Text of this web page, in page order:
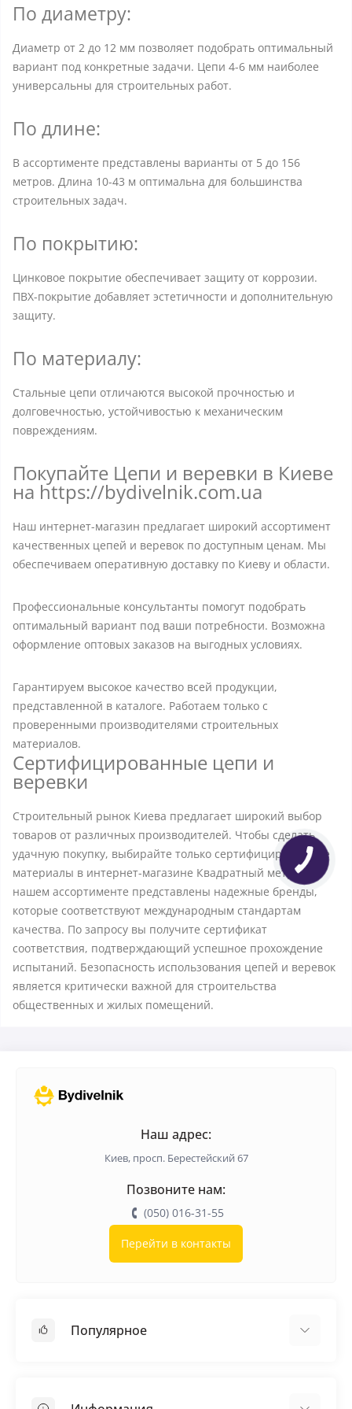
По диаметру:
Диаметр от 2 до 12 мм позволяет подобрать оптимальный
вариант под конкретные задачи. Цепи 4-6 мм наиболее
универсальны для строительных работ.
По длине:
В ассортименте представлены варианты от 5 до 156
метров. Длина 10-43 м оптимальна для большинства
строительных задач.
По покрытию:
Цинковое покрытие обеспечивает защиту от коррозии.
ПВХ-покрытие добавляет эстетичности и дополнительную
защиту.
По материалу:
Стальные цепи отличаются высокой прочностью и
долговечностью, устойчивостью к механическим
повреждениям.
Покупайте Цепи и веревки в Киеве
на https://bydivelnik.com.ua
Наш интернет-магазин предлагает широкий ассортимент
качественных цепей и веревок по доступным ценам. Мы
обеспечиваем оперативную доставку по Киеву и области.
Профессиональные консультанты помогут подобрать
оптимальный вариант под ваши потребности. Возможна
оформление оптовых заказов на выгодных условиях.
Гарантируем высокое качество всей продукции,
представленной в каталоге. Работаем только с
проверенными производителями строительных
материалов.
Сертифицированные цепи и
веревки
Строительный рынок Киева предлагает широкий выбор
товаров от различных производителей. Чтобы сделать
удачную покупку, выбирайте только сертифицированные
материалы в интернет-магазине Квадратный метр. В
нашем ассортименте представлены надежные бренды,
которые соответствуют международным стандартам
качества. По запросу вы получите сертификат
соответствия, подтверждающий успешное прохождение
испытаний. Безопасность использования цепей и веревок
является критически важной для строительства
общественных и жилых помещений.
Наш адрес:
Киев, просп. Берестейский 67
Позвоните нам:
(050) 016-31-55
Перейти в контакты
Популярное